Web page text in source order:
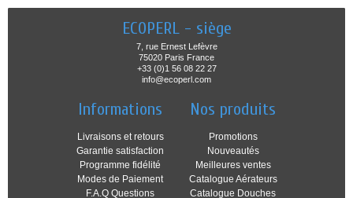
ECOPERL - siège
7, rue Ernest Lefèvre
75020 Paris France
+33 (0)1 56 08 22 27
info@ecoperl.com
Informations
Livraisons et retours
Garantie satisfaction
Programme fidélité
Modes de Paiement
F.A.Q Questions
Nos produits
Promotions
Nouveautés
Meilleures ventes
Catalogue Aérateurs
Catalogue Douches